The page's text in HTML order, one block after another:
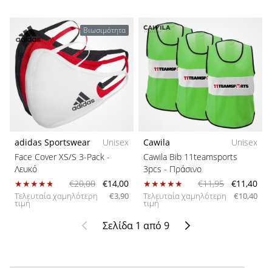
Βιωσιμότητα
adidas Sportswear
Unisex
Face Cover XS/S 3-Pack -
Λευκό
€20,00
€14,00
Τελευταία χαμηλότερη
τιμή
€3,90
Cawila
Unisex
Cawila Bib 11teamsports
3pcs - Πράσινο
€11,95
€11,40
Τελευταία χαμηλότερη
τιμή
€10,40
Προηγούμενο
Σελίδα 1 από 9 Επόμενο